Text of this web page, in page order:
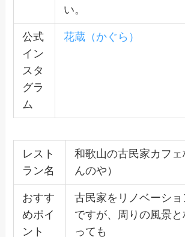
い。
公式
イン
スタ
グラ
ム
花蔵（かぐら）
レスト
ラン名
和歌山の古民家カフ
んのや）
おすす
めポイ
ント
古民家をリノベーシ
ですが、周りの風景と
っても